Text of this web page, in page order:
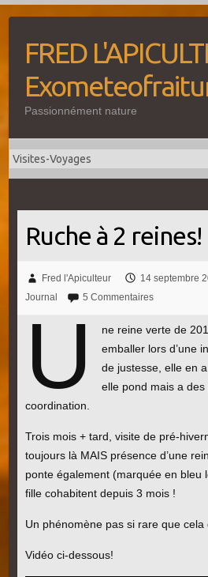
contentFRED
Passionnément nature
Ruche à 2 reines!
Fred l'Apiculteur 14 septembre
Journal
5 Commentaires
U
ne reine verte de
emballer lors d’une
de justesse, elle en
elle pond mais a
coordination.
Trois mois + tard, visite de pré-
toujours là MAIS présence d’une
ponte également (marquée en bleu
fille cohabitent depuis 3 mois !
Un phénomène pas si rare que cela
Vidéo ci-dessous!